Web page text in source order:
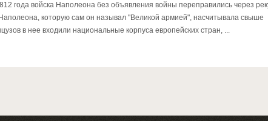
года войска Наполеона без объявления войны переправились через
которую сам он называл "Великой армией", насчитывала свыше
в нее входили национальные корпуса европейских стран, ...